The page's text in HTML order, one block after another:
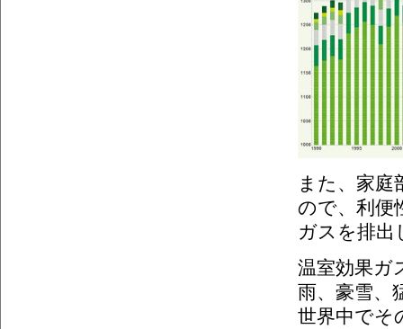
また、家庭
ので、利便
ガスを排出
温室効果ガ
雨、豪雪、
世界中でそ